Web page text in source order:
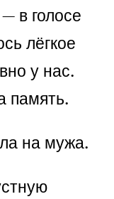
в голосе
лёгкое
у нас.
память.
на мужа.